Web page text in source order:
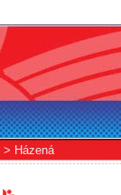
> Házená